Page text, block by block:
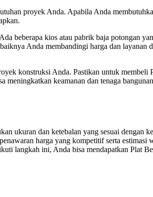
proyek Anda. Apabila Anda
beberapa kios atau pabrik baja potongan
Anda membandingi harga dan layanan
konstruksi Anda. Pastikan untuk membeli
keamanan dan tenaga
ukuran dan ketebalan yang sesuai dengan
harga yang kompetitif serta estimasi
langkah ini, Anda bisa mendapatkan Plat